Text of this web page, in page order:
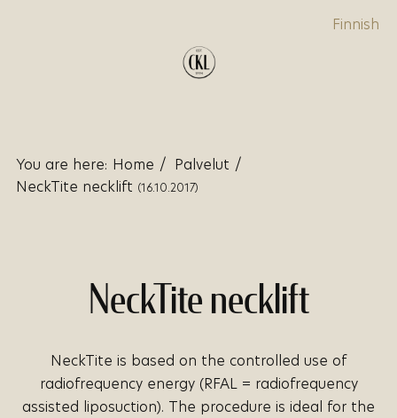
Finnish
You are here: Home / Palvelut /
NeckTite necklift (16.10.2017)
NeckTite necklift
NeckTite is based on the controlled use of
radiofrequency energy (RFAL = radiofrequency
assisted liposuction). The procedure is ideal for the